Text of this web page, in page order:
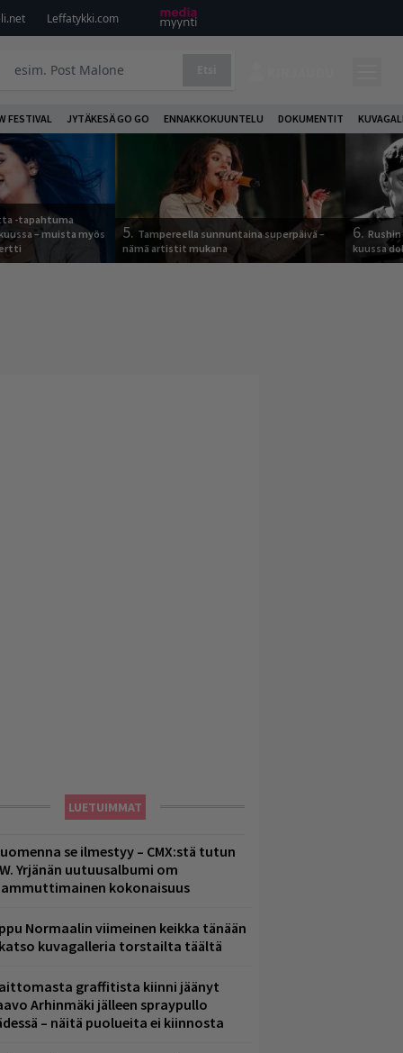
Leffatykki.com
FESTIVAL JYTÄKESÄ GO GO ENNAKKOKUUNTELU DOKUMENTIT
-tapahtuma
– muista myös
5. Tampereella sunnuntaina superpäivä –
nämä artistit mukana
6.
kuussa
LUETUIMMAT
se ilmestyy – CMX:stä tutun
Yrjänän uutuusalbumi om
kokonaisuus
Normaalin viimeinen keikka tänään
kuvagalleria torstailta täältä
graffitista kiinni jäänyt
Arhinmäki jälleen spraypullo
– näitä puolueita ei kiinnosta